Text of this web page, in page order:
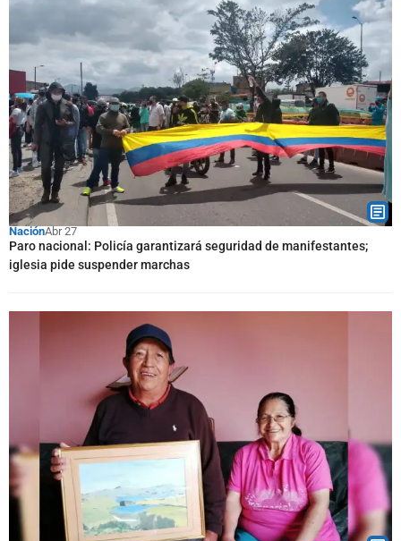
NaciónAbr 27
Paro nacional: Policía garantizará seguridad de manifestantes;
iglesia pide suspender marchas